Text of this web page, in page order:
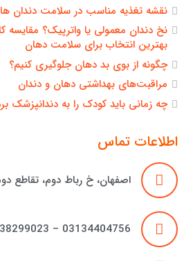
نقشه تغذیه مناسب در سلامت دندان ها
نخ دندان معمولی یا واترپیک؟ مقایسه
بهترین انتخاب برای سلامت دهان
چگونه از بوی بد دهان جلوگیری کنیم؟
مراقبت‌های بهداشتی دهان و دندان
چه زمانی باید کودک را به دندانپزشک
اطلاعات تماس
اصفهان، خ رباط دوم، تقاطع
03134404756 – 09138299023